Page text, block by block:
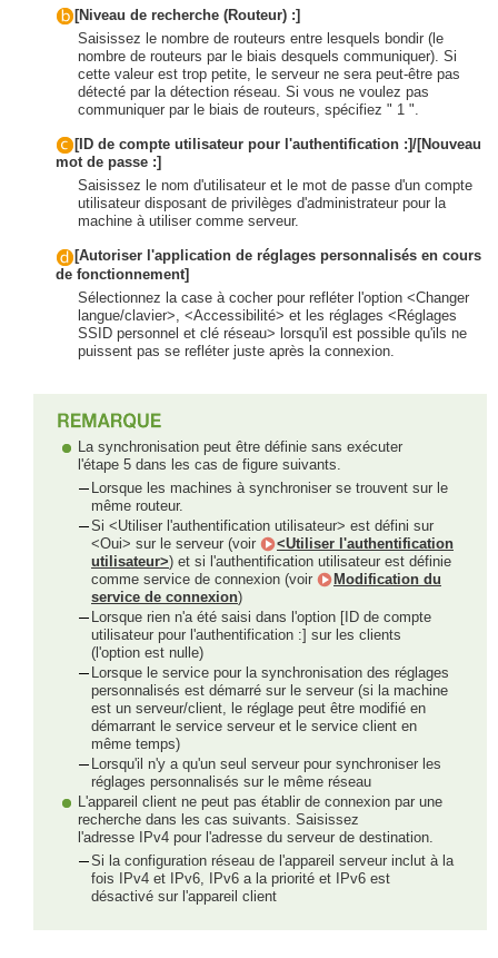
[Niveau de recherche (Routeur) :]
Saisissez le nombre de routeurs entre lesquels bondir (le
nombre de routeurs par le biais desquels communiquer). Si
cette valeur est trop petite, le serveur ne sera peut-être pas
détecté par la détection réseau. Si vous ne voulez pas
communiquer par le biais de routeurs, spécifiez " 1 ".
[ID de compte utilisateur pour l'authentification :]/[Nouveau
mot de passe :]
Saisissez le nom d'utilisateur et le mot de passe d'un compte
utilisateur disposant de privilèges d'administrateur pour la
machine à utiliser comme serveur.
[Autoriser l'application de réglages personnalisés en cours
de fonctionnement]
Sélectionnez la case à cocher pour refléter l'option <Changer
langue/clavier>, <Accessibilité> et les réglages <Réglages
SSID personnel et clé réseau> lorsqu'il est possible qu'ils ne
puissent pas se refléter juste après la connexion.
La synchronisation peut être définie sans exécuter
l'étape 5 dans les cas de figure suivants.
Lorsque les machines à synchroniser se trouvent sur le
même routeur.
Si <Utiliser l'authentification utilisateur> est défini sur
<Oui> sur le serveur (voir
<Utiliser l'authentification
utilisateur>) et si l'authentification utilisateur est définie
comme service de connexion (voir
Modification du
service de connexion)
Lorsque rien n'a été saisi dans l'option [ID de compte
utilisateur pour l'authentification :] sur les clients
(l'option est nulle)
Lorsque le service pour la synchronisation des réglages
personnalisés est démarré sur le serveur (si la machine
est un serveur/client, le réglage peut être modifié en
démarrant le service serveur et le service client en
même temps)
Lorsqu'il n'y a qu'un seul serveur pour synchroniser les
réglages personnalisés sur le même réseau
L'appareil client ne peut pas établir de connexion par une
recherche dans les cas suivants. Saisissez
l'adresse IPv4 pour l'adresse du serveur de destination.
Si la configuration réseau de l'appareil serveur inclut à la
fois IPv4 et IPv6, IPv6 a la priorité et IPv6 est
désactivé sur l'appareil client